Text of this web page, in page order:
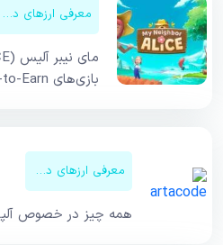
معرفی ارزهای دیجیتال
بازی‌های Play-to-Earn را به حرکت درمی‌آورد
معرفی ارزهای دیجیتال
همه چیز در خصوص